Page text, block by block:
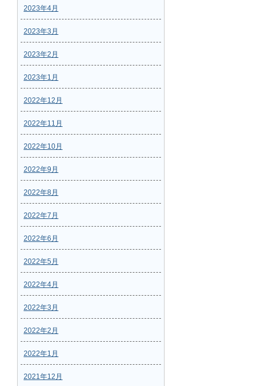
2023年4月
2023年3月
2023年2月
2023年1月
2022年12月
2022年11月
2022年10月
2022年9月
2022年8月
2022年7月
2022年6月
2022年5月
2022年4月
2022年3月
2022年2月
2022年1月
2021年12月